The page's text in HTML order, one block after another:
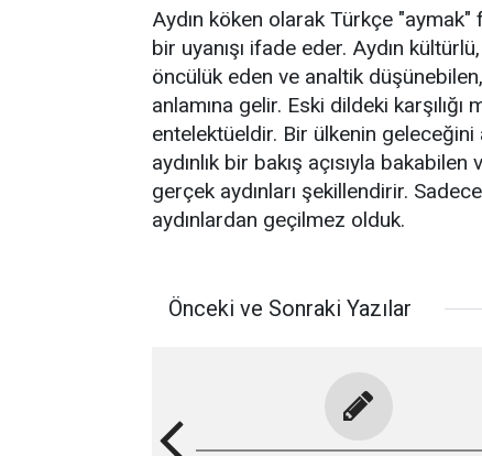
Aydın köken olarak Türkçe "aymak"
bir uyanışı ifade eder. Aydın
öncülük eden ve analtik
anlamına gelir. Eski dildeki karşılığı
entelektüeldir. ​Bir ülkenin geleceğini
aydınlık bir bakış açısıyla
gerçek aydınları şekillendirir.
aydınlardan geçilmez olduk.
Önceki ve Sonraki Yazılar